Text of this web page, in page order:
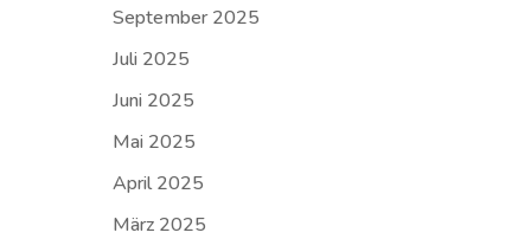
September 2025
Juli 2025
Juni 2025
Mai 2025
April 2025
März 2025